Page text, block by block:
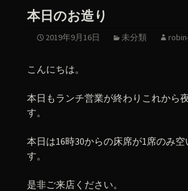
本日のお造り
2019年9月16日 未分類
こんにちは。
本日もランチ営業が終わりこれから
す。
本日は16時30からの床席が1席のみ空
す。
是非ご来店ください。